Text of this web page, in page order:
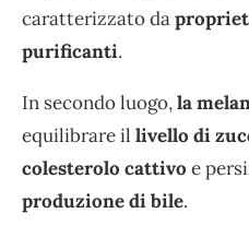
caratterizzato da
purificanti.
In secondo luogo,la
equilibrare il livello di
colesterolo cattivo e
produzione di bile.